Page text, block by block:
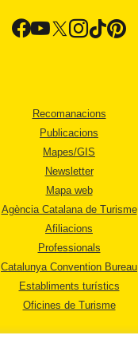
Recomanacions
Publicacions
Mapes/GIS
Newsletter
Mapa web
Agència Catalana de Turisme
Afiliacions
Professionals
Catalunya Convention Bureau
Establiments turístics
Oficines de Turisme